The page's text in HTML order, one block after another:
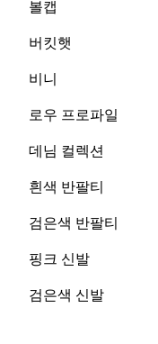
볼캡
버킷햇
비니
로우 프로파일
데님 컬렉션
흰색 반팔티
검은색 반팔티
핑크 신발
검은색 신발